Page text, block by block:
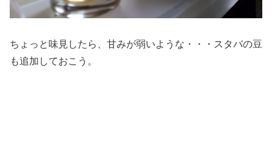
ちょっと味見したら、甘みが弱いような・・・スタバの豆
も追加しておこう。